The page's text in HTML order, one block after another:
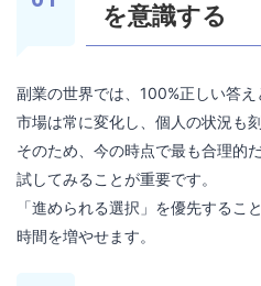
を意識する
副業の世界では、100%正しい答え
市場は常に変化し、個人の状況も
そのため、今の時点で最も合理的
試してみることが重要です。
「進められる選択」を優先するこ
時間を増やせます。